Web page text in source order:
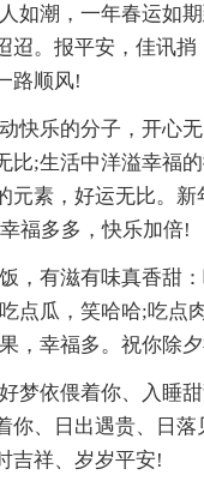
如潮，一年春运如
迢。报平安，佳讯捎
路顺风!
快乐的分子，开心
比;生活中洋溢幸福
元素，好运无比。新
福多多，快乐加倍!
，有滋有味真香甜
点瓜，笑哈哈;吃点
，幸福多。祝你除
梦依偎着你、入睡
你、日出遇贵、日
吉祥、岁岁平安!